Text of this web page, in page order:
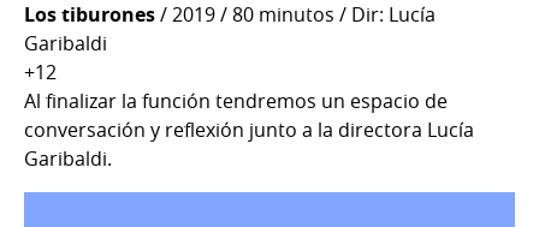
Los tiburones/ 2019 / 80 minutos / Dir: Lucía
Garibaldi
+12
Al finalizar la función tendremos un espacio de
conversación y reflexión junto a la directora Lucía
Garibaldi.